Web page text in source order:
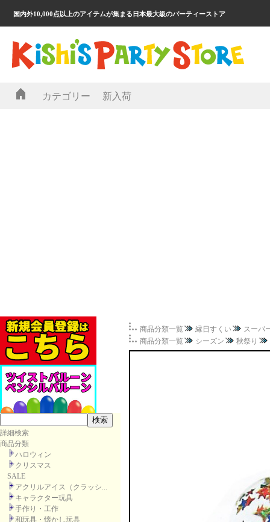
国内外10,000点以上のアイテムが集まる日本最大級のパーティーストア
カテゴリー 新入荷
詳細検索
商品分類
ハロウィン
クリスマス
SALE
アクリルアイス（クラッシ...
キャラクター玩具
手作り・工作
和玩具・懐かし玩具
商品分類一覧 縁日すくい
スーパ
商品分類一覧
シーズン 秋祭り